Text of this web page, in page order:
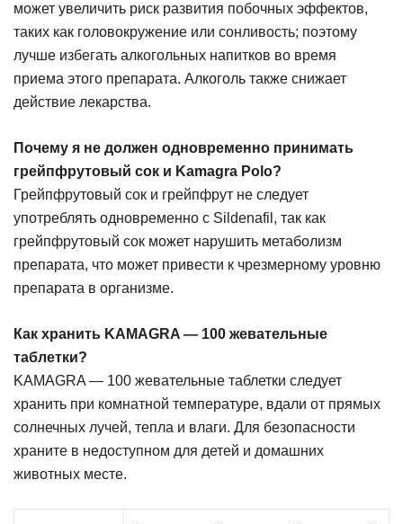
может увеличить риск развития побочных эффектов,
таких как головокружение или сонливость; поэтому
лучше избегать алкогольных напитков во время
приема этого препарата. Алкоголь также снижает
действие лекарства.
Почему я не должен одновременно принимать
грейпфрутовый сок и Kamagra Polo?
Грейпфрутовый сок и грейпфрут не следует
употреблять одновременно с Sildenafil, так как
грейпфрутовый сок может нарушить метаболизм
препарата, что может привести к чрезмерному уровню
препарата в организме.
Как хранить KAMAGRA — 100 жевательные
таблетки?
KAMAGRA — 100 жевательные таблетки следует
хранить при комнатной температуре, вдали от прямых
солнечных лучей, тепла и влаги. Для безопасности
храните в недоступном для детей и домашних
животных месте.